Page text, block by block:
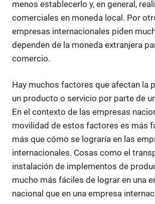
menos establecerlo y, en general,
comerciales en moneda local. Por
empresas internacionales piden
dependen de la moneda extranjera
comercio.
Hay muchos factores que afectan la
un producto o servicio por parte de
En el contexto de las empresas
movilidad de estos factores es más
más que cómo se lograría en las
internacionales. Cosas como el
instalación de implementos de
mucho más fáciles de lograr en una
nacional que en una empresa